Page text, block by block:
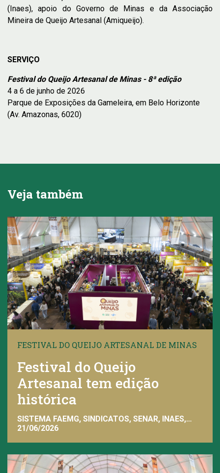
(Inaes), apoio do Governo de Minas e da Associação
Mineira de Queijo Artesanal (Amiqueijo).
SERVIÇO
Festival do Queijo Artesanal de Minas - 8ª edição
4 a 6 de junho de 2026
Parque de Exposições da Gameleira, em Belo Horizonte
(Av. Amazonas, 6020)
Veja também
FESTIVAL DO QUEIJO ARTESANAL DE MINAS
Festival do Queijo
Artesanal tem edição
histórica
SISTEMA FAEMG, SINDICATOS, SENAR, INAES,
FAEMG
21/06/2026